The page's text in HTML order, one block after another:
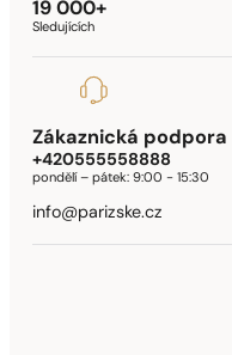
19 000+
Sledujících
Zákaznická podpora
+420555558888
pondělí – pátek:9:00 - 15:30
info@parizske.cz